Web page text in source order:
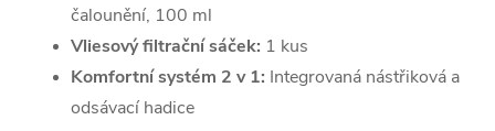
čalounění, 100 ml
Vliesový filtrační sáček: 1 kus
Komfortní systém 2 v 1: Integrovaná nástřiková a
odsávací hadice